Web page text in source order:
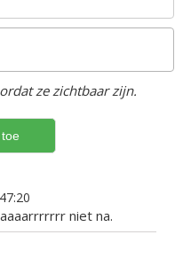
ze zichtbaar zijn.
niet na.